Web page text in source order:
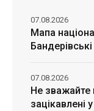
Мапа
07.08.2026
Не
зацікавлені
07.08.2026